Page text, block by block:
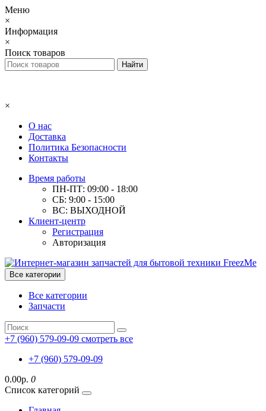
Меню
×
Информация
×
Поиск товаров
×
О нас
Доставка
Политика Безопасности
Контакты
Время работы
ПН-ПТ: 09:00 - 18:00
СБ: 9:00 - 15:00
ВС: ВЫХОДНОЙ
Клиент-центр
Регистрация
Авторизация
Все категории
Все категории
Запчасти
+7 (960) 579-09-09 смотреть все
+7 (960) 579-09-09
0.00р. 0
Список категорий